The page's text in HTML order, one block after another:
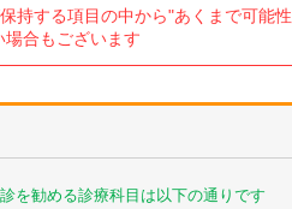
持する項目の中から"あくまで可能性
合もございます
を勧める診療科目は以下の通りです